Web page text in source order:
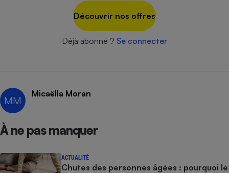
Découvrir nos offres
Déjà abonné ? Se connecter
MM
Micaëlla Moran
À ne pas manquer
ACTUALITÉ
Chutes des personnes âgées : pourquoi le